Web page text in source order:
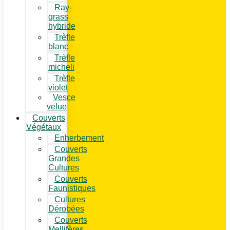
Ray-
grass
hybride
Trèfle
blanc
Trèfle
micheli
Trèfle
violet
Vesce
velue
Couverts
Végétaux
Enherbement
Couverts
Grandes
Cultures
Couverts
Faunistiques
Cultures
Dérobées
Couverts